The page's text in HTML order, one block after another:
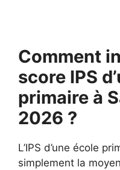
Comment
score IPS
primaire à
2026 ?
L’IPS d’une école
simplement la